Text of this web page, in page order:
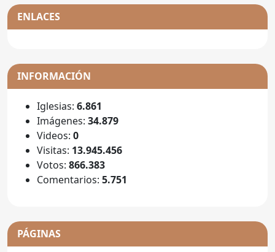
ENLACES
INFORMACIÓN
Iglesias: 6.861
Imágenes: 34.879
Videos: 0
Visitas: 13.945.456
Votos: 866.383
Comentarios: 5.751
PÁGINAS